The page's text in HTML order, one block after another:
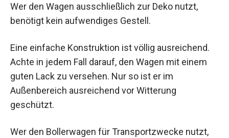
Wer den Wagen ausschließlich zur Deko nutzt,
benötigt kein aufwendiges Gestell.
Eine einfache Konstruktion ist völlig ausreichend.
Achte in jedem Fall darauf, den Wagen mit einem
guten Lack zu versehen. Nur so ist er im
Außenbereich ausreichend vor Witterung
geschützt.
Wer den Bollerwagen für Transportzwecke nutzt,